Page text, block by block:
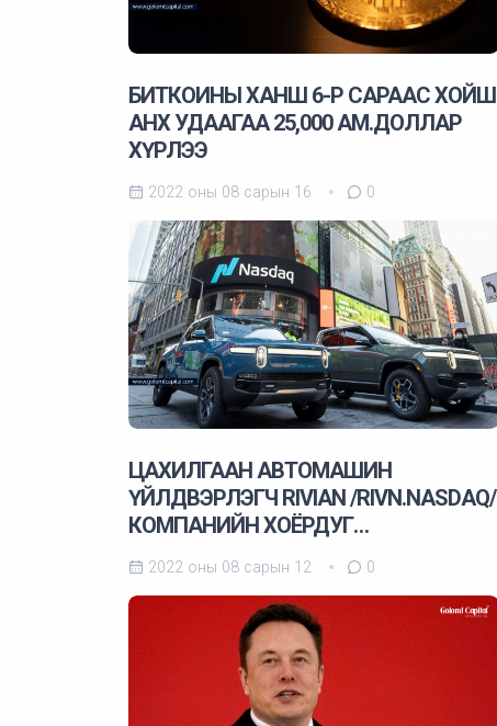
БИТКОИНЫ ХАНШ 6-Р САРААС ХОЙШ
АНХ УДААГАА 25,000 АМ.ДОЛЛАР
ХҮРЛЭЭ
2022 оны 08 сарын 16 0
ЦАХИЛГААН АВТОМАШИН
ҮЙЛДВЭРЛЭГЧ RIVIAN /RIVN.NASDAQ/
КОМПАНИЙН ХОЁРДУГ…
2022 оны 08 сарын 12 0